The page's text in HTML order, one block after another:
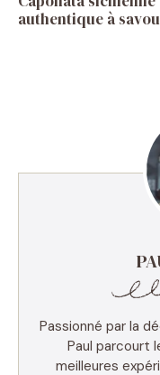
authentique à
Passionné par la
Paul parcourt
meilleures